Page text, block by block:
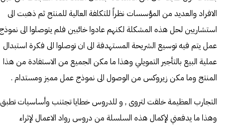
الافراد والعديد من المؤسسات نظراً للتكلفة العالية للمنتج ثم ذهبت الى
استشاريين لحل هذه المشكلة لكنهم عادوا خائبين فلم يتوصلوا الى
عمل يتم فيه توسيع الشريحة المستهدفة الى ان توصلوا الى فكرة استبدال
عملية البيع بالتأجير التمويلي وهذا ما مكن الجميع من الاستفادة من هذا
المنتج وما مكن زيروكس من الوصول الى نموذج عمل مميز ومستدام .
التجارب العظيمة خلقت لتروى , و للدروس خطايا تجتنب وأساسيات تطبق
وهذا ما يدفعني لإكمال هذه السلسلة من دروس رواد الاعمال لإثراء